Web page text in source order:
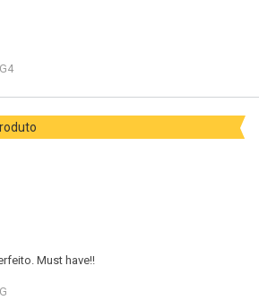
G4
Must have!!
G